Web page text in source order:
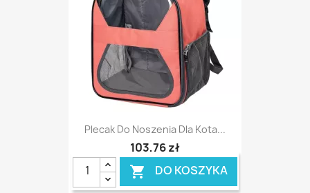
Plecak Do Noszenia Dla Kota...
103,76 zł
 DO KOSZYKA